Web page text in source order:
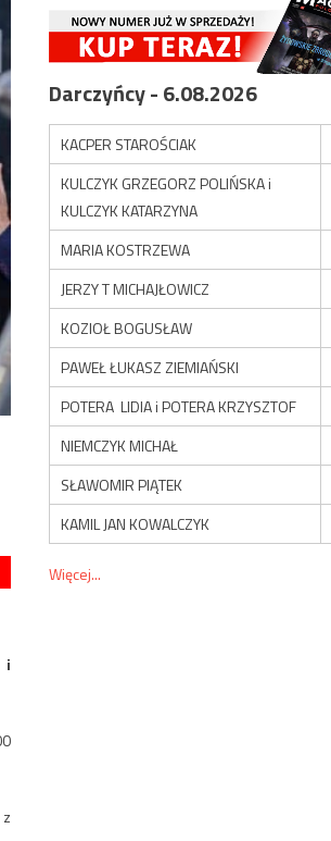
i
Darczyńcy - 6.08.2026
KACPER STAROŚCIAK
KULCZYK GRZEGORZ POLIŃSKA i
KULCZYK KATARZYNA
MARIA KOSTRZEWA
JERZY T MICHAJŁOWICZ
KOZIOŁ BOGUSŁAW
PAWEŁ ŁUKASZ ZIEMIAŃSKI
POTERA LIDIA i POTERA KRZYSZTOF
NIEMCZYK MICHAŁ
SŁAWOMIR PIĄTEK
KAMIL JAN KOWALCZYK
Więcej...